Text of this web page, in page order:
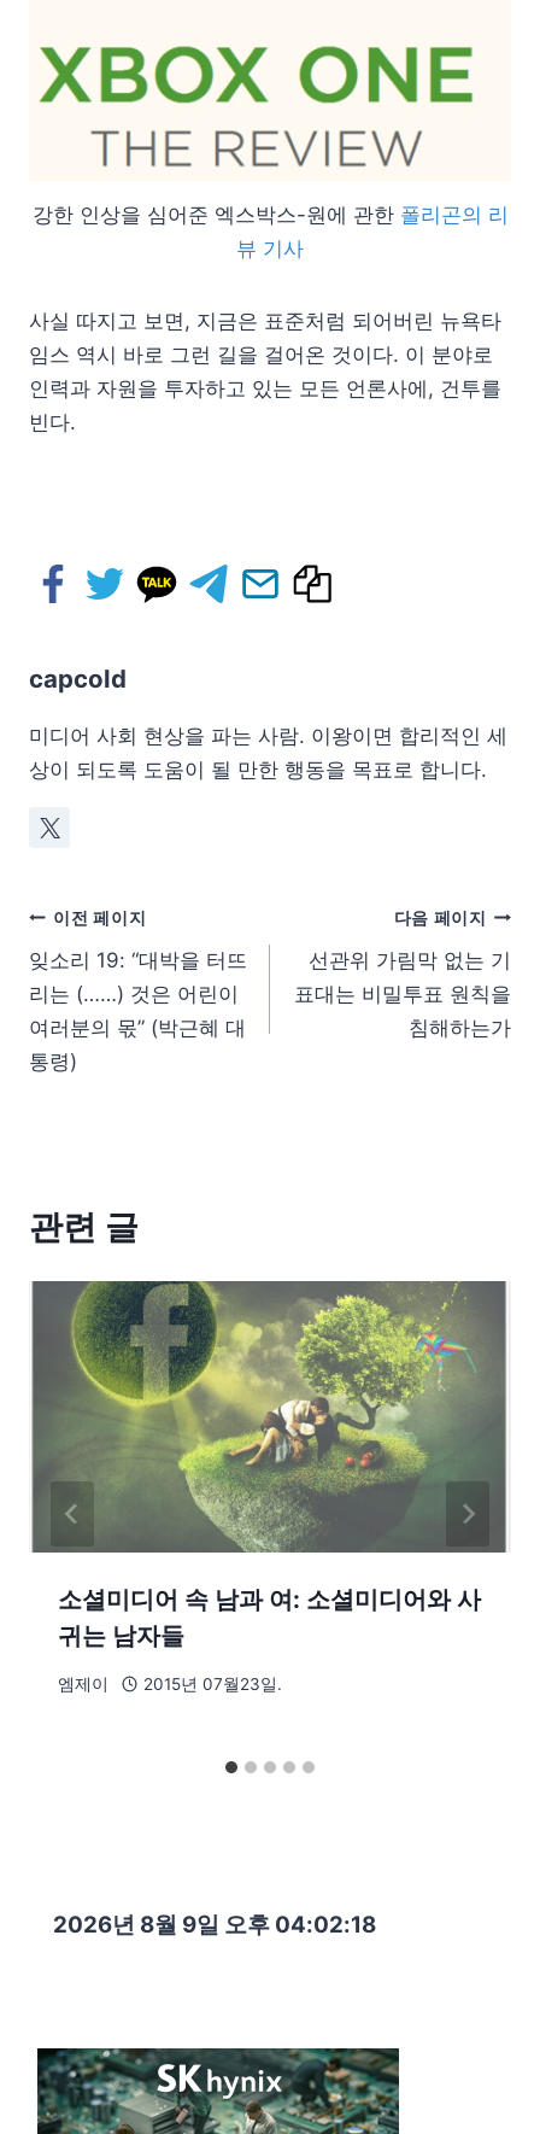
강한 인상을 심어준 엑스박스-원에 관한 폴리곤의 리
뷰 기사
사실 따지고 보면, 지금은 표준처럼 되어버린 뉴욕타
임스 역시 바로 그런 길을 걸어온 것이다. 이 분야로
인력과 자원을 투자하고 있는 모든 언론사에, 건투를
빈다.
capcold
미디어 사회 현상을 파는 사람. 이왕이면 합리적인 세
상이 되도록 도움이 될 만한 행동을 목표로 합니다.
이전 페이지
잊소리 19: “대박을 터뜨
리는 (……) 것은 어린이
여러분의 몫” (박근혜 대
통령)
다음 페이지
선관위 가림막 없는 기
표대는 비밀투표 원칙을
침해하는가
관련 글
소셜미디어 속 남과 여: 소셜미디어와 사
귀는 남자들
엠제이 2015년 07월23일.
2026년 8월 9일 오후 04:02:20